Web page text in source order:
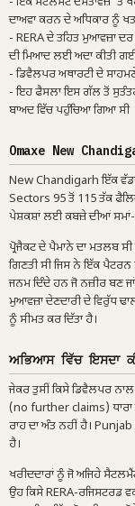
ਦਾਅਵਾ ਕਰਨ ਦੇ ਅਧਿਕਾਰ ਨੂੰ
- RERA ਦੇ ਤਹਿਤ ਮੁਆਵਜ਼ਾ ਦਰ
ਦੀ ਮਿਆਦ ਲਈ ਅਦਾ ਕੀਤੀ
- ਡਿਵੈਲਪਰ ਅਥਾਰਟੀ ਦੇ
- ਇਹ ਫੈਸਲਾ ਇਸ ਗੱਲ ਤੋਂ ਸੁਤੰਤਰ
ਬਾਅਦ ਵਿੱਚ ਪਹੁੰਚਿਆ ਗਿਆ ਸੀ
Omaxe New
New Chandigarh ਇੱਕ
Sectors 95 ਤੋਂ 115 ਤੱਕ
ਪੇਸ਼ਕਸ਼ਾਂ ਲਈ ਕਬਜ਼ੇ ਦੀਆਂ ਸਮਾਂ-
ਪ੍ਰੋਜੈਕਟ ਦੇ ਪੈਮਾਨੇ ਦਾ ਮਤਲਬ ਸੀ
ਗਿਣਤੀ ਸੀ ਜਿਸ ਨੇ ਇੱਕ
ਜਨਮ ਦਿੰਦੇ ਹਨ ਜੋ ਨਜ਼ੀਰ ਬਣ
ਮੁਆਵਜ਼ਾ ਦੇਣਦਾਰੀ ਦੇ ਵਿਰੁੱਧ
ਨੂੰ ਸੀਮਤ ਕਰ ਦਿੱਤਾ ਹੈ।
ਅਭਿਆਸ ਵਿੱਚ ਇਸਦਾ
ਜੇਕਰ ਤੁਸੀਂ ਕਿਸੇ ਡਿਵੈਲਪਰ
(no further claims) ਧਾਰਾ
ਰਾਹ ਦਾ ਅੰਤ ਨਹੀਂ ਹੈ। Punjab
ਹੈ।
ਖਰੀਦਦਾਰਾਂ ਨੂੰ ਜੋ ਅਜਿਹੇ
ਉਹ ਕਿਸੇ RERA-ਰਜਿਸਟਰਡ